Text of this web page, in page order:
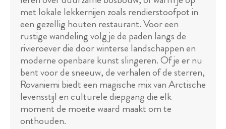
met lokale lekkernijen zoals rendierstoofpot in
een gezellig houten restaurant. Voor een
rustige wandeling volg je de paden langs de
rivieroever die door winterse landschappen en
moderne openbare kunst slingeren. Of je er nu
bent voor de sneeuw, de verhalen of de sterren,
Rovaniemi biedt een magische mix van Arctische
levensstijl en culturele diepgang die elk
moment de moeite waard maakt om te
onthouden.